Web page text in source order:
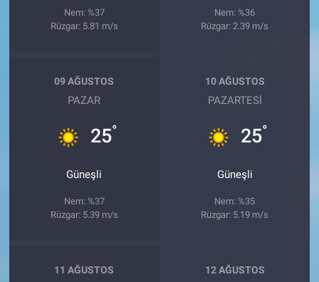
Nem: %37
Rüzgar: 5.81 m/s
Nem: %36
Rüzgar: 2.39 m/s
09 AĞUSTOS
PAZAR
25°
Güneşli
Nem: %37
Rüzgar: 5.39 m/s
10 AĞUSTOS
PAZARTESI
25°
Güneşli
Nem: %35
Rüzgar: 5.19 m/s
11 AĞUSTOS 12 AĞUSTOS